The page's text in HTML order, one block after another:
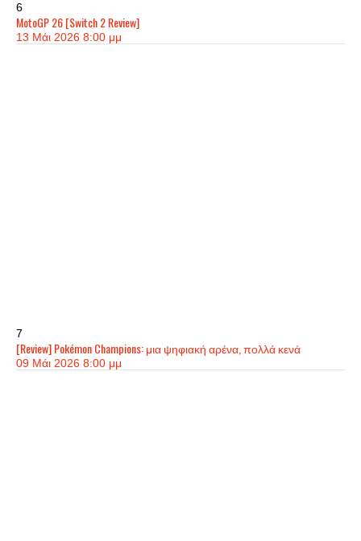
6
MotoGP 26 [Switch 2 Review]
13 Μάι 2026 8:00 μμ
7
[Review] Pokémon Champions: μια ψηφιακή αρένα, πολλά κενά
09 Μάι 2026 8:00 μμ